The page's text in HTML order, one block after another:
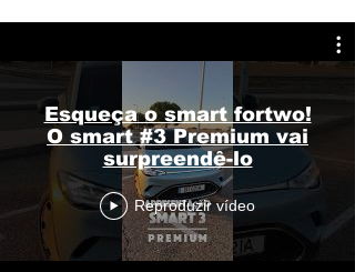
Esqueça o smart fortwo!
O smart #3 Premium vai
surpreendê-lo
Reproduzir vídeo